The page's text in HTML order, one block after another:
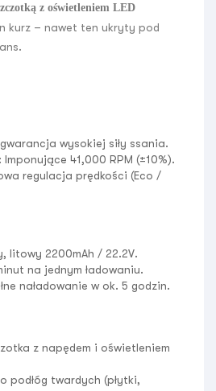
z oświetleniem LED
kurz – nawet ten ukryty pod
wysokiej siły ssania.
Imponujące 41,000 RPM (±10%).
regulacja prędkości (Eco /
litowy 2200mAh / 22.2V.
na jednym ładowaniu.
naładowanie w ok. 5 godzin.
z napędem i oświetleniem
podłóg twardych (płytki,